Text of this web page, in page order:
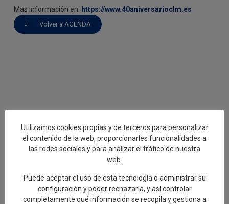
Mas información en: https://www.40aniversarioclm.es
Volver a AGENDA
Utilizamos cookies propias y de terceros para personalizar
el contenido de la web, proporcionarles funcionalidades a
las redes sociales y para analizar el tráfico de nuestra
web.
Puede aceptar el uso de esta tecnología o administrar su
configuración y poder rechazarla, y así controlar
completamente qué información se recopila y gestiona a